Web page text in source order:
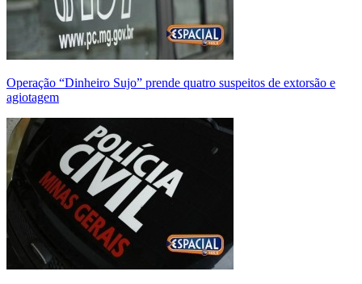
Operação “Dinheiro Sujo” prende quatro suspeitos de extorsão e
agiotagem